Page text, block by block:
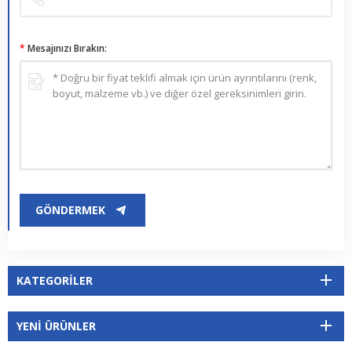
* Mesajınızı Bırakın:
GÖNDERMEK
KATEGORILER
YENI ÜRÜNLER